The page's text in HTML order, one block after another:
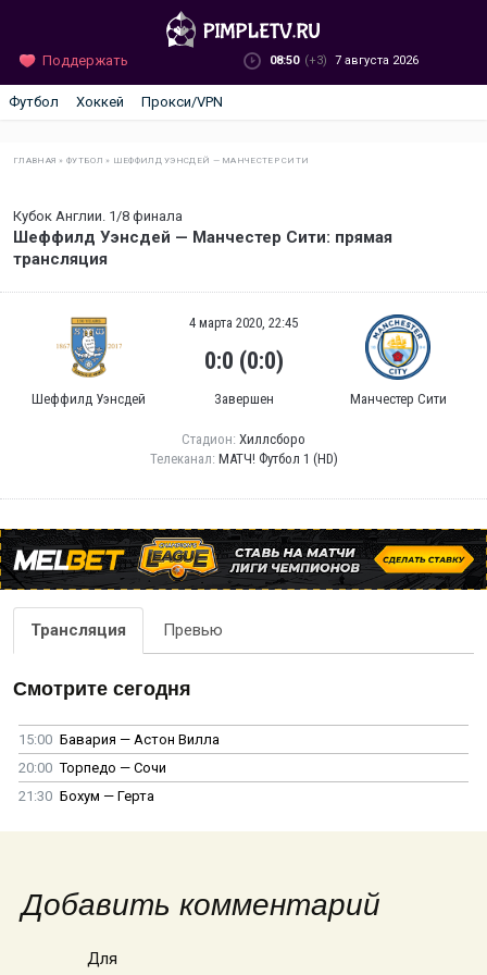
Поддержать 08:50 (+3) 7 августа 2026
Футбол Хоккей Прокси/VPN
ГЛАВНАЯ »ФУТБОЛ » ШЕФФИЛД УЭНСДЕЙ — МАНЧЕСТЕР СИТИ
Кубок Англии. 1/8 финала
Шеффилд Уэнсдей — Манчестер Сити: прямая
трансляция
Шеффилд Уэнсдей
4 марта 2020, 22:45
0:0 (0:0)
Завершен Манчестер Сити
Стадион: Хиллсборо
Телеканал: МАТЧ! Футбол 1 (HD)
Трансляция Превью
Смотрите сегодня
15:00 Бавария — Астон Вилла
20:00 Торпедо — Сочи
21:30 Бохум — Герта
Добавить комментарий
Для